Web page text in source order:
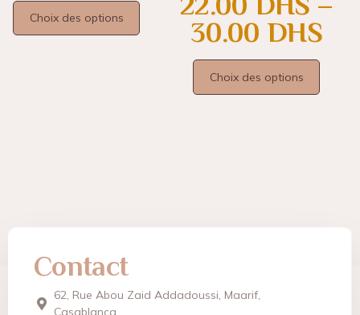
Choix des options
30.00 DHS
Choix des options
Contact
62, Rue Abou Zaid Addadoussi, Maarif,
Casablanca